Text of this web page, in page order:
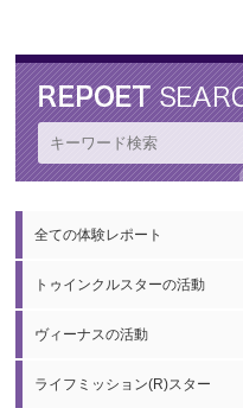
全ての体験レポート
トゥインクルスターの活動
ヴィーナスの活動
ライフミッション(R)スター